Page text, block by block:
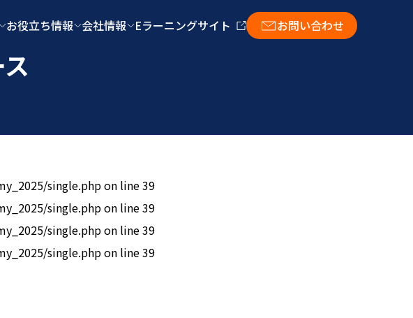
お役立ち情報 会社情報 Eラーニングサイト お問い合わせ
single.php on line39
single.php on line39
single.php on line39
single.php on line39